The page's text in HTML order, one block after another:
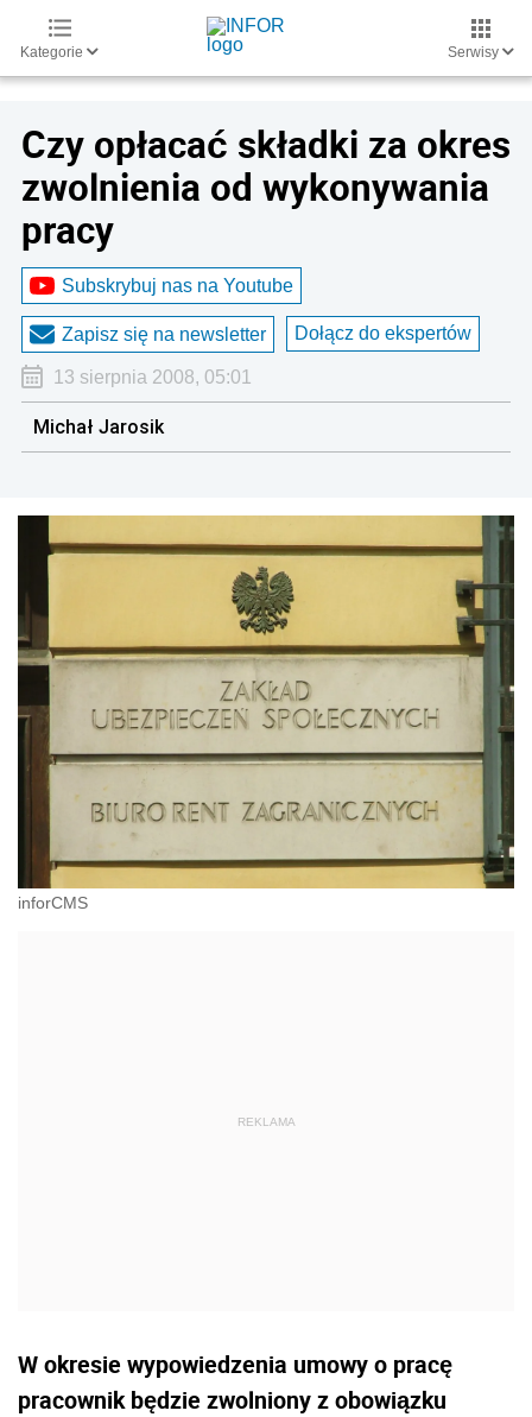
Kategorie Serwisy
Czy opłacać składki za okres
zwolnienia od wykonywania
pracy
Subskrybuj nas na Youtube
Zapisz się na newsletter Dołącz do ekspertów
13 sierpnia 2008, 05:01
Michał Jarosik
inforCMS
W okresie wypowiedzenia umowy o pracę
pracownik będzie zwolniony z obowiązku